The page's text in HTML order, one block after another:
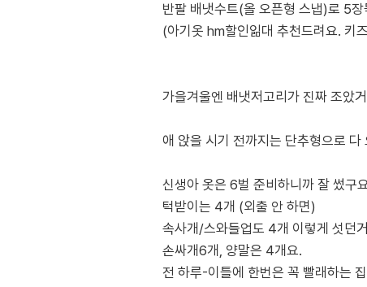
반팔 배냇수트(올 오픈형 스냅)로 5
(아기옷 hm할인읾대 추천드려요. 키
가을겨울엔 배냇저고리가 진짜 조았
애 앉을 시기 전까지는 단추형으로
신생아 옷은 6벌 준비하니까 잘 썼구
턱받이는 4개 (외출 안 하면)
속사개/스와들업도 4개 이렇게 섯던
손싸개6개, 양말은 4개요.
전 하루-이틀에 한번은 꼭 빨래하는